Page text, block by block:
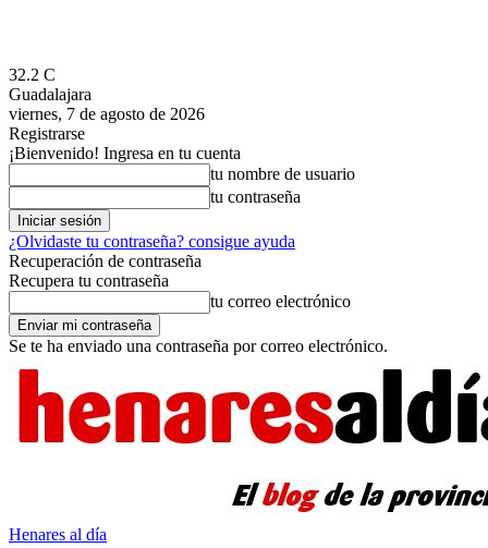
32.2 C
Guadalajara
viernes, 7 de agosto de 2026
Registrarse
¡Bienvenido! Ingresa en tu cuenta
tu nombre de usuario
tu contraseña
¿Olvidaste tu contraseña? consigue ayuda
Recuperación de contraseña
Recupera tu contraseña
tu correo electrónico
Se te ha enviado una contraseña por correo electrónico.
Henares al día